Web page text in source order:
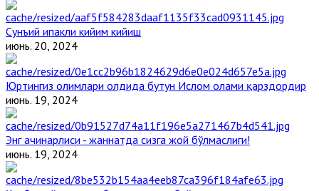
Сунъий ипакли кийим кийиш
июнь. 20, 2024
Юртингиз олимлари олдида бутун Ислом олами қарздордир
июнь. 19, 2024
Энг ачинарлиси - жаннатда сизга жой бўлмаслиги!
июнь. 19, 2024